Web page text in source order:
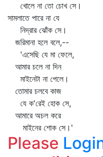
খোলে না তো চোখ সে।
সামলাতে পারে না যে
নিদ্রার ঝোঁক সে।
জরিমানা হলে বলে,--
'এসেছি যে মা ফেলে,
আমার চলে না দিন
মাইনেটা না পেলে।
তোমার চলবে কাজ
যে ক'রেই হোক সে,
আমারে অচল করে
মাইনের শোক সে।'
Please